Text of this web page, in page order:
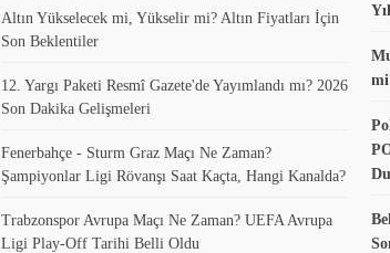
Altın Yükselecek mi, Yükselir mi? Altın Fiyatları İçin
Son Beklentiler
12. Yargı Paketi Resmî Gazete'de Yayımlandı mı? 2026
Son Dakika Gelişmeleri
Fenerbahçe - Sturm Graz Maçı Ne Zaman?
Şampiyonlar Ligi Rövanşı Saat Kaçta, Hangi Kanalda?
Trabzonspor Avrupa Maçı Ne Zaman? UEFA Avrupa
Ligi Play-Off Tarihi Belli Oldu